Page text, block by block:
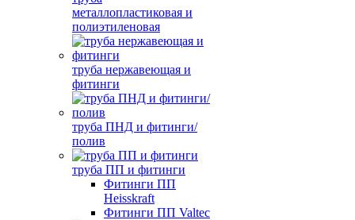
металлопластиковая и
полиэтиленовая
труба нержавеющая и
фитинги
труба ПНД и фитинги/
полив
труба ПП и фитинги
Фитинги ПП
Heisskraft
Фитинги ПП Valtec